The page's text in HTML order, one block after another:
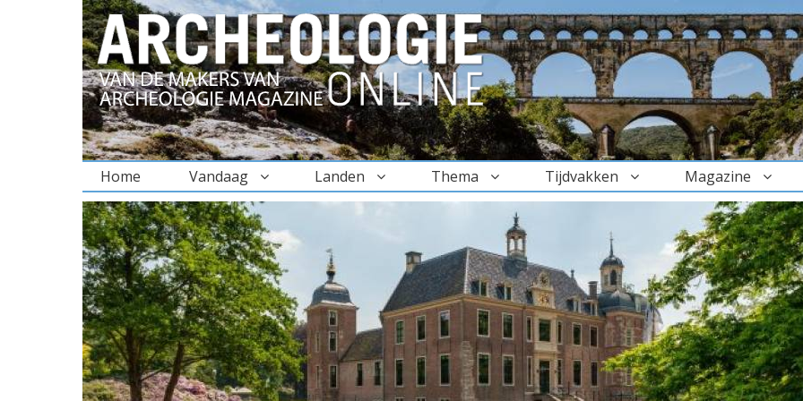
Home Vandaag Landen Thema Tijdvakken Magazine